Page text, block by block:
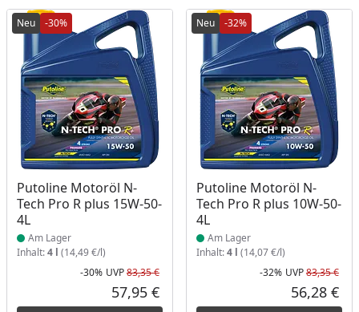
Neu -30%
Putoline Motoröl N-
Tech Pro R plus 15W-50-
4L
Produkt am Lager
Am Lager
Inhalt:4 l (14,49 €/l)
Rabatt in Prozent
-30%
Ursprünglicher Preis
UVP83,35 €
Aktueller Preis
57,95 €
Neu -32%
Putoline Motoröl N-
Tech Pro R plus 10W-50-
4L
Produkt am Lager
Am Lager
Inhalt:4 l (14,07 €/l)
-32% UVP83,35 €
56,28 €